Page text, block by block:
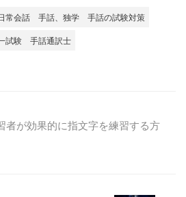
常会話 手話、独学
手話の試験対策
試験
手話通訳士
者が効果的に指文字を練習する方